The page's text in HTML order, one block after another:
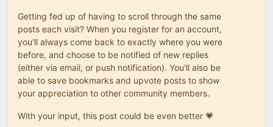
Getting fed up of having to scroll through the same
posts each visit? When you register for an account,
you'll always come back to exactly where you were
before, and choose to be notified of new replies
(either via email, or push notification). You'll also be
able to save bookmarks and upvote posts to show
your appreciation to other community members.
With your input, this post could be even better 💗